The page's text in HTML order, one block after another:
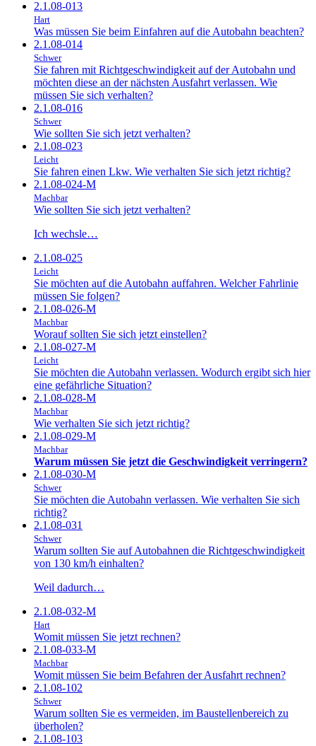
2.1.08-013
Hart
Was müssen Sie beim Einfahren auf die Autobahn beachten?
2.1.08-014
Schwer
Sie fahren mit Richtgeschwindigkeit auf der Autobahn und
möchten diese an der nächsten Ausfahrt verlassen. Wie
müssen Sie sich verhalten?
2.1.08-016
Schwer
Wie sollten Sie sich jetzt verhalten?
2.1.08-023
Leicht
Sie fahren einen Lkw. Wie verhalten Sie sich jetzt richtig?
2.1.08-024-M
Machbar
Wie sollten Sie sich jetzt verhalten?
Ich wechsle…
2.1.08-025
Leicht
Sie möchten auf die Autobahn auffahren. Welcher Fahrlinie
müssen Sie folgen?
2.1.08-026-M
Machbar
Worauf sollten Sie sich jetzt einstellen?
2.1.08-027-M
Leicht
Sie möchten die Autobahn verlassen. Wodurch ergibt sich hier
eine gefährliche Situation?
2.1.08-028-M
Machbar
Wie verhalten Sie sich jetzt richtig?
2.1.08-029-M
Machbar
Warum müssen Sie jetzt die Geschwindigkeit verringern?
2.1.08-030-M
Schwer
Sie möchten die Autobahn verlassen. Wie verhalten Sie sich
richtig?
2.1.08-031
Schwer
Warum sollten Sie auf Autobahnen die Richtgeschwindigkeit
von 130 km/h einhalten?
Weil dadurch…
2.1.08-032-M
Hart
Womit müssen Sie jetzt rechnen?
2.1.08-033-M
Machbar
Womit müssen Sie beim Befahren der Ausfahrt rechnen?
2.1.08-102
Schwer
Warum sollten Sie es vermeiden, im Baustellenbereich zu
überholen?
2.1.08-103